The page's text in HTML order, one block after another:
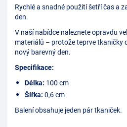
Rychlé a snadné použití šetří čas a
den.
V naší nabídce naleznete opravdu
materiálů – protože teprve tkaničky
nový barevný den.
Specifikace:
Délka: 100 cm
Šířka: 0,6 cm
Balení obsahuje jeden pár tkaniček.